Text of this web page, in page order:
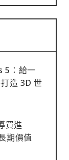
5：給一
造 3D 世
買進
期價值